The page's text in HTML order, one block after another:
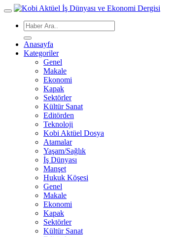
Anasayfa
Kategoriler
Genel
Makale
Ekonomi
Kapak
Sektörler
Kültür Sanat
Editörden
Teknoloji
Kobi Aktüel Dosya
Atamalar
Yaşam/Sağlık
İş Dünyası
Manşet
Hukuk Köşesi
Genel
Makale
Ekonomi
Kapak
Sektörler
Kültür Sanat